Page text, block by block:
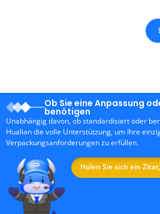
Ob Sie eine Anpassung
benötigen
Unabhängig davon, ob standardisiert oder
Hualian die volle Unterstützung, um Ihre
Verpackungsanforderungen zu erfüllen.
Holen Sie sich ein Zitat